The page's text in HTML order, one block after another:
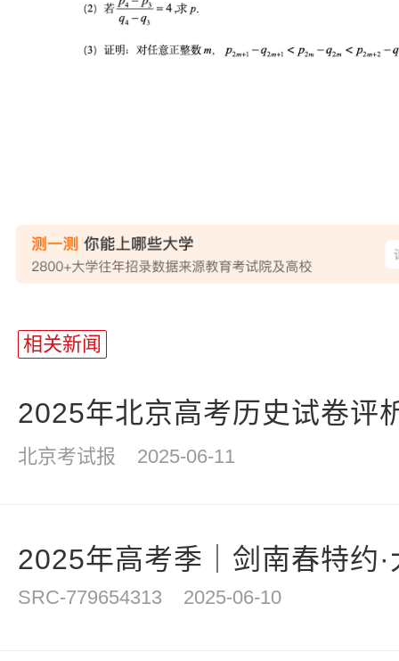
相关新闻
2025年北京高考历史试卷评
北京考试报 2025-06-11
2025年高考季｜剑南春特约
SRC-779654313 2025-06-10